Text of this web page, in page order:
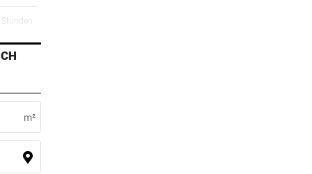
Stunden
m²